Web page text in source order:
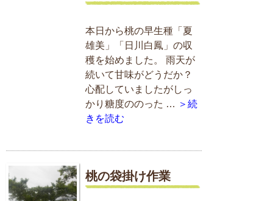
本日から桃の早生種「夏
雄美」「日川白鳳」の収
穫を始めました。 雨天が
続いて甘味がどうだか？
心配していましたがしっ
かり糖度ののった … ＞続
きを読む
桃の袋掛け作業